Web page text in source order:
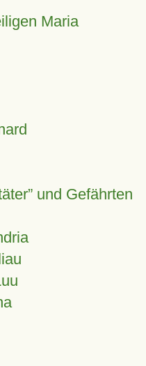
Maria
und Gefährten